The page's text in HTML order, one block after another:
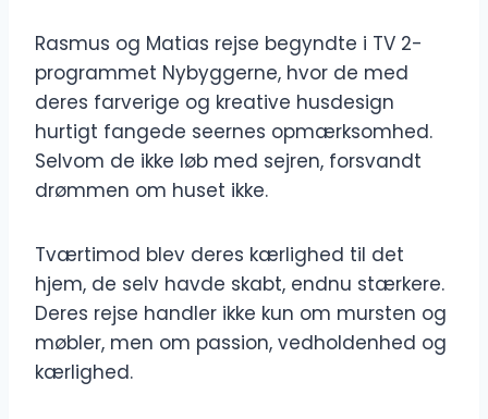
Rasmus og Matias rejse begyndte i TV 2-
programmet Nybyggerne, hvor de med
deres farverige og kreative husdesign
hurtigt fangede seernes opmærksomhed.
Selvom de ikke løb med sejren, forsvandt
drømmen om huset ikke.
Tværtimod blev deres kærlighed til det
hjem, de selv havde skabt, endnu stærkere.
Deres rejse handler ikke kun om mursten og
møbler, men om passion, vedholdenhed og
kærlighed.